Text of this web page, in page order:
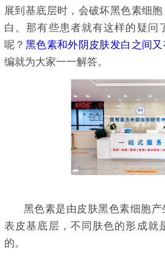
展到基底层时，会破坏黑色素细
白。那有些患者就有这样的疑问
呢？ 黑色素和外阴皮肤发白之间
编就为大家一一解答。
黑色素是由皮肤黑色素细胞产
表皮基底层，不同肤色的形成就
的。